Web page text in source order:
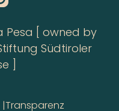
[ owned by
Südtiroler
]
Transparenz